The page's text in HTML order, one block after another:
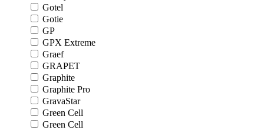
Gotel
Gotie
GP
GPX Extreme
Graef
GRAPET
Graphite
Graphite Pro
GravaStar
Green Cell
Green Cell